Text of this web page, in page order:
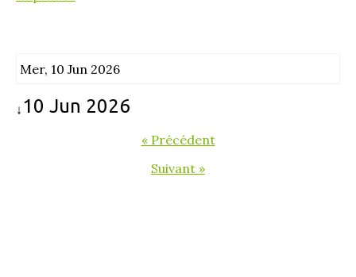
Mer, 10 Jun 2026
↓ 10 Jun 2026
« Précédent
Suivant »